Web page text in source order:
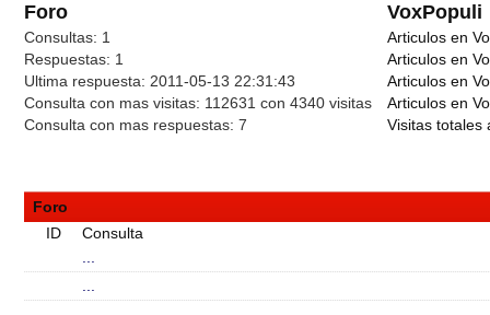
Foro VoxPopuli
Consultas: 1
Respuestas: 1
Ultima respuesta: 2011-05-13 22:31:43
Consulta con mas visitas: 112631 con 4340 visitas
Consulta con mas respuestas: 7
Articulos en
Articulos en
Articulos en
Articulos en
Visitas totales
Foro
ID
Consulta